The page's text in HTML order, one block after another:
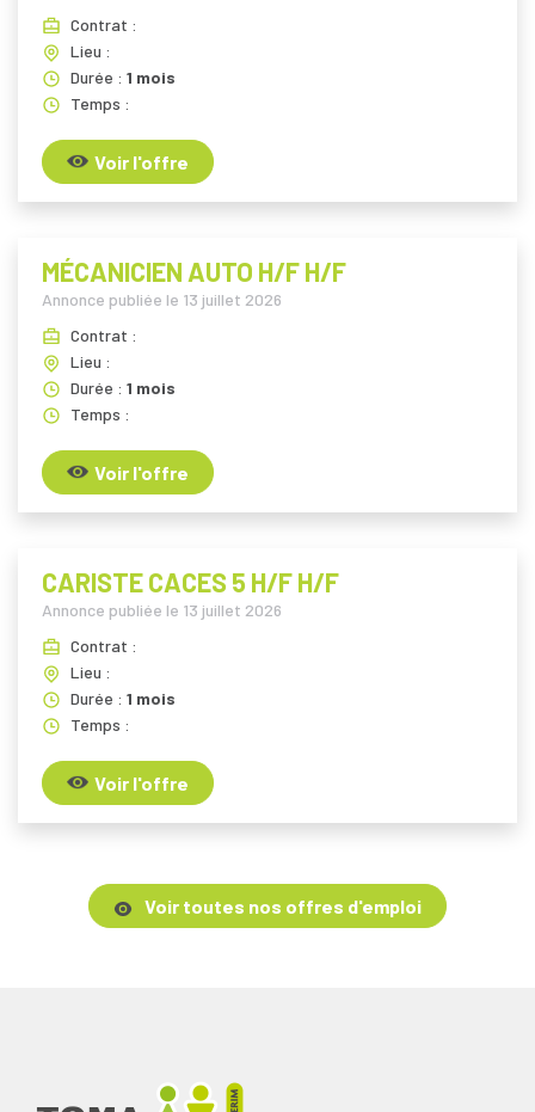
Contrat :
Lieu :
Durée : 1 mois
Temps :
Voir l'offre
MÉCANICIEN AUTO H/F H/F
Annonce publiée le 13 juillet 2026
Contrat :
Lieu :
Durée : 1 mois
Temps :
Voir l'offre
CARISTE CACES 5 H/F H/F
Annonce publiée le 13 juillet 2026
Contrat :
Lieu :
Durée : 1 mois
Temps :
Voir l'offre
Voir toutes nos offres d'emploi